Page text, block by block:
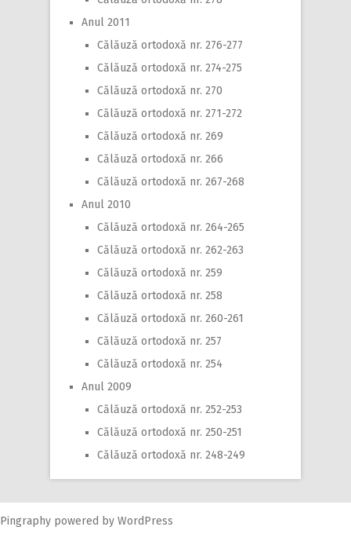
Anul 2011
Călăuză ortodoxă nr. 276-277
Călăuză ortodoxă nr. 274-275
Călăuză ortodoxă nr. 270
Călăuză ortodoxă nr. 271-272
Călăuză ortodoxă nr. 269
Călăuză ortodoxă nr. 266
Călăuză ortodoxă nr. 267-268
Anul 2010
Călăuză ortodoxă nr. 264-265
Călăuză ortodoxă nr. 262-263
Călăuză ortodoxă nr. 259
Călăuză ortodoxă nr. 258
Călăuză ortodoxă nr. 260-261
Călăuză ortodoxă nr. 257
Călăuză ortodoxă nr. 254
Anul 2009
Călăuză ortodoxă nr. 252-253
Călăuză ortodoxă nr. 250-251
Călăuză ortodoxă nr. 248-249
Pingraphy powered by WordPress